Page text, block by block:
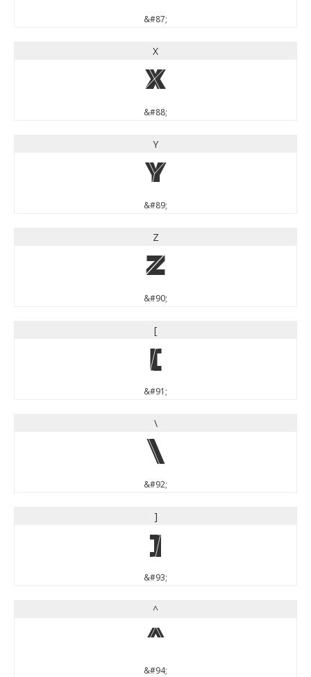
&#87;
X
X
&#88;
Y
Y
&#89;
Z
Z
&#90;
[
[
&#91;
\
\
&#92;
]
]
&#93;
^
^
&#94;